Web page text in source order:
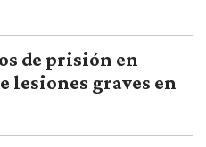
de prisión en
lesiones graves en